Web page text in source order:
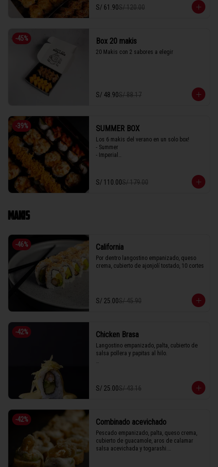
S/ 61.90S/ 120.00
-45% Box 20 makis
20 Makis con 2 sabores a elegir
S/ 48.90S/ 88.17
-39% SUMMER BOX
Los 6 makis del verano en un solo box!
- Summer
- Imperial
- Acevichado
- Parma
S/ 110.00S/ 179.00
MAKIS
-46% California
Por dentro langostino empanizado, queso
crema, cubierto de ajonjolí tostado, 10 cortes
S/ 25.00S/ 45.90
-42% Chicken Brasa
Langostino empanizado, palta, cubierto de
salsa pollera y papitas al hilo.
1 Tabla (10 unidades)
S/ 25.00S/ 43.16
-42% Combinado acevichado
Pescado empanizado, palta, queso crema,
cubierto de guacamole, aros de calamar
salsa acevichada y togarashi.